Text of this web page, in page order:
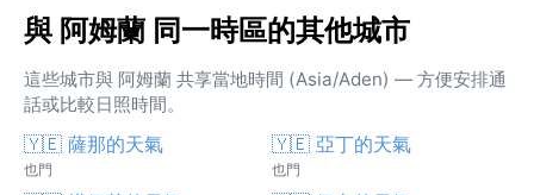
與 阿姆蘭 同一時區的其他城市
這些城市與 阿姆蘭 共享當地時間 (Asia/Aden) — 方便安排通
話或比較日照時間。
🇾🇪 薩那的天氣
也門
🇾🇪 亞丁的天氣
也門